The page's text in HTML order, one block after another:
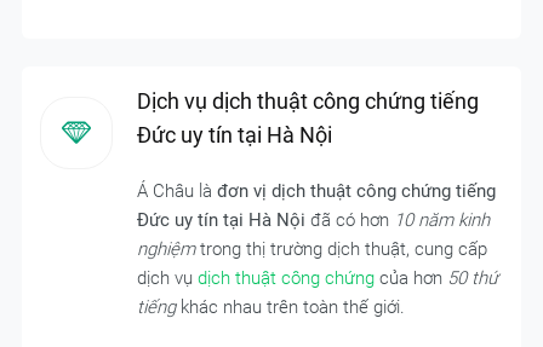
Dịch vụ dịch thuật công chứng tiếng
Đức uy tín tại Hà Nội
Á Châu là đơn vị dịch thuật công chứng tiếng
Đức uy tín tại Hà Nội đã có hơn 10 năm kinh
nghiệmtrong thị trường dịch thuật, cung cấp
dịch vụ dịch thuật công chứngcủa hơn 50 thứ
tiếngkhác nhau trên toàn thế giới.